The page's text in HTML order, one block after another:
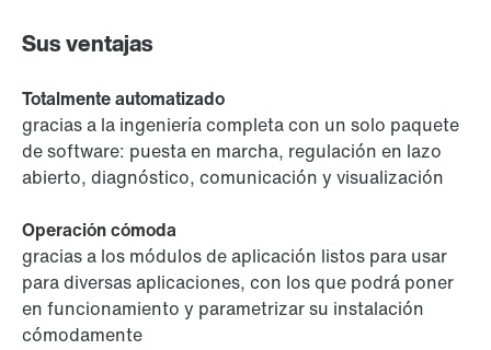
Sus ventajas
Totalmente automatizado
gracias a la ingeniería completa con un solo paquete
de software: puesta en marcha, regulación en lazo
abierto, diagnóstico, comunicación y visualización
Operación cómoda
gracias a los módulos de aplicación listos para usar
para diversas aplicaciones, con los que podrá poner
en funcionamiento y parametrizar su instalación
cómodamente